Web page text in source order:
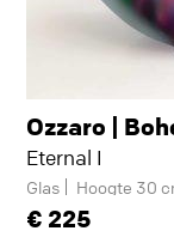
Ozzaro |
Eternal I
Glas Hoogte 30
225